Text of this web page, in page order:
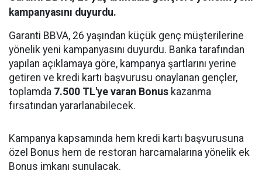
kampanyasını duyurdu.
Garanti BBVA, 26 yaşından küçük genç müşterilerine
yönelik yeni kampanyasını duyurdu. Banka tarafından
yapılan açıklamaya göre, kampanya şartlarını yerine
getiren ve kredi kartı başvurusu onaylanan gençler,
toplamda 7.500 TL'ye varan Bonus kazanma
fırsatından yararlanabilecek.
Kampanya kapsamında hem kredi kartı başvurusuna
özel Bonus hem de restoran harcamalarına yönelik ek
Bonus imkanı sunulacak.